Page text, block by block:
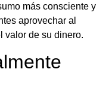
más consciente y
aprovechar al
valor de su dinero.